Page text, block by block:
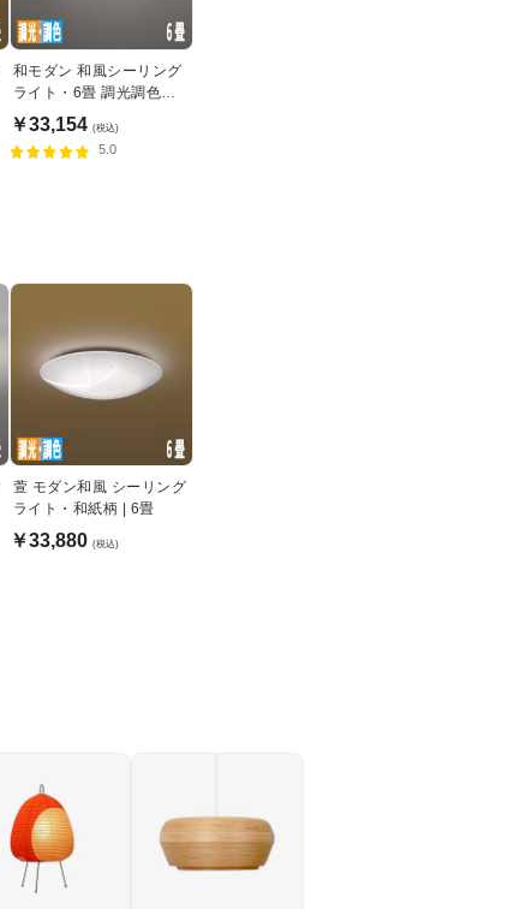
和モダン 和風シーリング
ライト・6畳 調光調色機
能 | リモコン付
￥33,154 (税込)
5.0
萱 モダン和風 シーリング
ライト・和紙柄 | 6畳
￥33,880 (税込)